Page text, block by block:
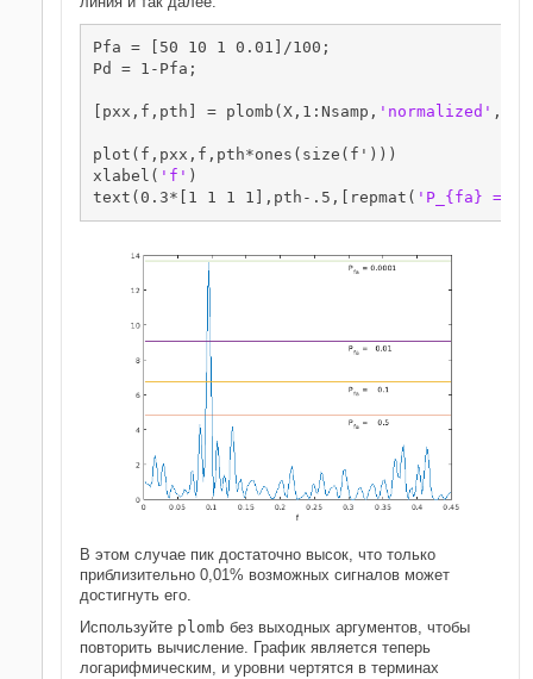
Pfa = [50 10 1 0.01]/100;
Pd = 1-Pfa;
[pxx,f,pth] = plomb(X,1:Nsamp, 'normalized' ,
plot(f,pxx,f,pth*ones(size(f')))
xlabel( 'f' )
text(0.3*[1 1 1 1],pth-.5,[repmat( 'P_{fa} = '
В этом случае пик достаточно высок, что только
приблизительно 0,01% возможных сигналов может
достигнуть его.
Используйте plomb без выходных аргументов, чтобы
повторить вычисление. График является теперь
логарифмическим, и уровни чертятся в терминах